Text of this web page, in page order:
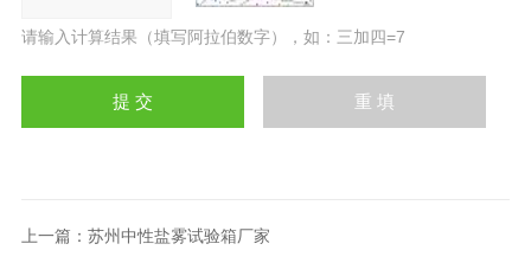
请输入计算结果（填写阿拉伯数字），如：三加四=7
上一篇： 苏州中性盐雾试验箱厂家